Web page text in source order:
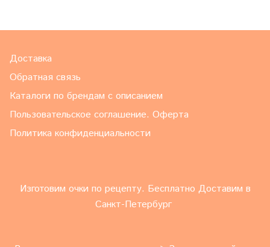
Доставка
Обратная связь
Каталоги по брендам с описанием
Пользовательское соглашение. Оферта
Политика конфиденциальности
Изготовим очки по рецепту. Бесплатно Доставим в
Санкт-Петербург